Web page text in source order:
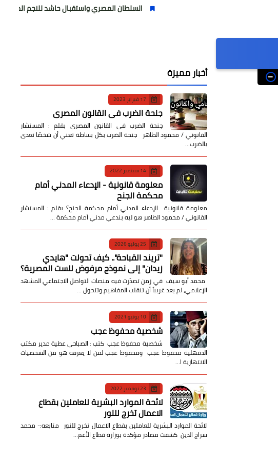
السلطان المصري واستقبال حاشد للنجم المصري
أخبار مميزة
17 فبراير 2023
جنحة الضرب في القانون المصري
جنحة الضرب في القانون المصري بقلم : المستشار
القانوني / محمود الطاهر جنحة الضرب بكل بساطة تعني أن شخصًا تعدى
بالضرب…
14 سبتمبر 2022
معلومة قانونية - الإدعاء المدني أمام
محكمة الجنح
معلومة قانونية الإدعاء المدني أمام محكمة الجنح؟ بقلم : المستشار
القانوني / محمود الطاهر هو ليه بندعي مدني أمام محكمة …
25 يوليو 2026
​"تريند القباحة".. كيف تحولت "هايدي
زيدان" إلى نموذج مرفوض للست المصرية؟
​ محمد أبو سيف ​في زمن تصدّرت فيه منصات التواصل الاجتماعي المشهد
الإعلامي، لم يعد غريباً أن تنقلب المفاهيم وتتحول …
10 يونيو 2021
شخصية محفوظ عجب
شخصية محفوظ عجب كتب : الصباحي عطية مدير مكتب
الدقهلية محفوظ عجب ومحفوظ عجب لمن لا يعرفه هو من الشخصيات
الانتهازية ا…
23 نوفمبر 2022
لائحة الموارد البشرية للعاملين بقطاع
الاعمال تخرج للنور
لائحة الموارد البشرية للعاملين بقطاع الاعمال تخرج للنور متابعه:- محمد
سراج الدين كشفت مصادر مؤكدة بوزارة قطاع الأعم…